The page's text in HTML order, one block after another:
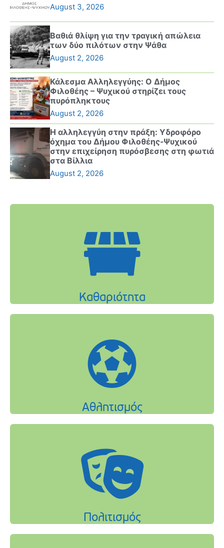
August 3, 2026
Βαθιά θλίψη για την τραγική απώλεια
των δύο πιλότων στην Ψάθα
August 2, 2026
Κάλεσμα Αλληλεγγύης: Ο Δήμος
Φιλοθέης – Ψυχικού στηρίζει τους
πυρόπληκτους
August 2, 2026
Η αλληλεγγύη στην πράξη: Υδροφόρο
όχημα του Δήμου Φιλοθέης-Ψυχικού
στην επιχείρηση πυρόσβεσης στη φωτιά
στα Βίλλια
August 2, 2026